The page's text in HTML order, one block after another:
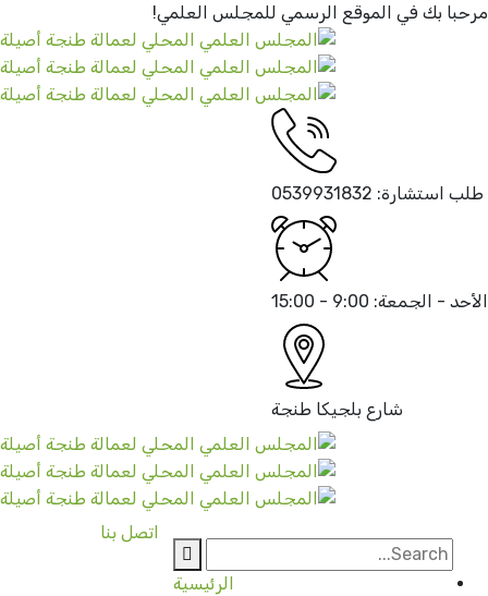
مرحبا بك في الموقع الرسمي للمجلس العلمي!
طلب استشارة: 0539931832
الأحد - الجمعة: 9:00 - 15:00
شارع بلجيكا طنجة
الرئيسية
اتصل بنا